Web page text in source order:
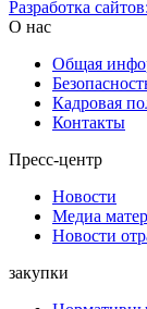
Разработка сайтов:
О нас
Общая
Кадровая
Контакты
Пресс-центр
Новости
Медиа
Новости
закупки